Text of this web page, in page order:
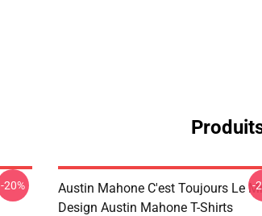
-20%
Austin Mahone C'est Toujours Le
Design Austin Mahone T-Shirts
-